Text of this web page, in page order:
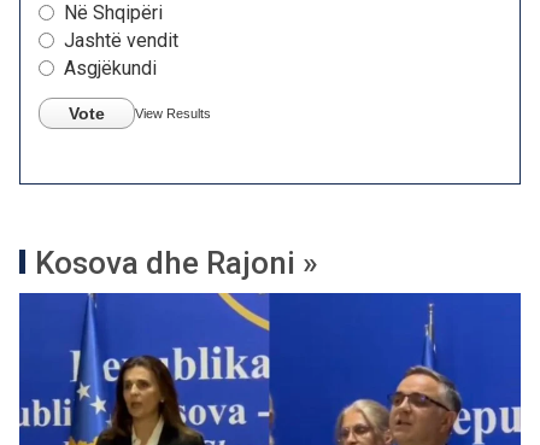
Në Shqipëri
Jashtë vendit
Asgjëkundi
Vote View Results
Kosova dhe Rajoni »